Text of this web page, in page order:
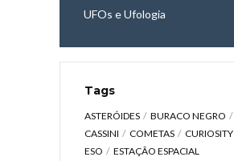
UFOs e Ufologia
Tags
ASTERÓIDES
BURACO NEGRO
CASSINI
COMETAS CURIOSITY
ESO
ESTAÇÃO ESPACIAL